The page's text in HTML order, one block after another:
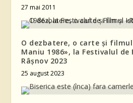
27 mai 2011
O dezbatere, o carte și
Maniu 1986», la Festivalul
Râșnov 2023
25 august 2023